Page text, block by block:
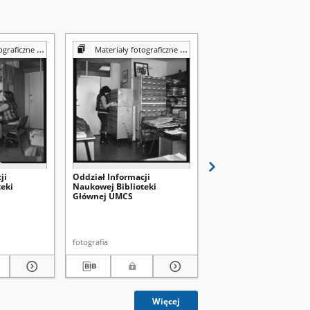
Biblioteki UMCS Materiały fotograficzne z Pracowni Reprografii Biblioteki UMCS
Oddział Informacji
Naukowej Biblioteki
Głównej UMCS
fotografia
Więcej